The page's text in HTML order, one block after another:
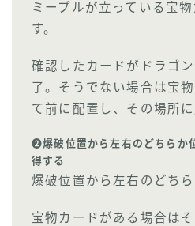
ミープルが立っている宝
す。
確認したカードがドラゴ
了。そうでない場合は宝
て前に配置し、その場所に
❷爆破位置から左右のどちらか
得する
爆破位置から左右のどちら
宝物カードがある場合は